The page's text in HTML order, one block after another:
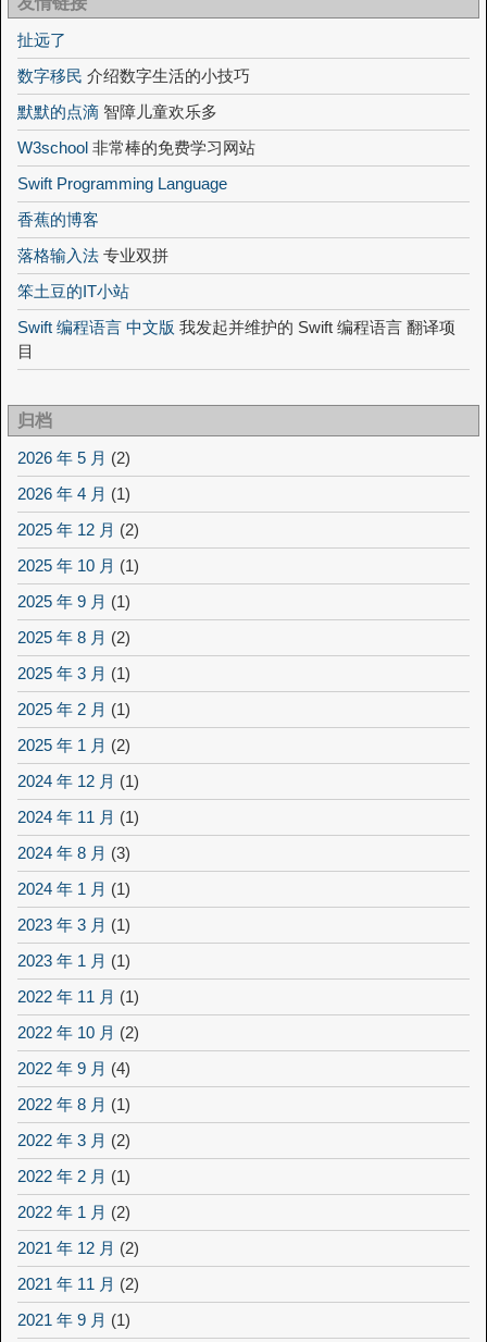
扯远了
数字移民 介绍数字生活的小技巧
默默的点滴 智障儿童欢乐多
W3school 非常棒的免费学习网站
Swift Programming Language
香蕉的博客
落格输入法 专业双拼
笨土豆的IT小站
Swift 编程语言 中文版 我发起并维护的 Swift 编程语言 翻译项
目
归档
2026 年 5 月 (2)
2026 年 4 月 (1)
2025 年 12 月 (2)
2025 年 10 月 (1)
2025 年 9 月 (1)
2025 年 8 月 (2)
2025 年 3 月 (1)
2025 年 2 月 (1)
2025 年 1 月 (2)
2024 年 12 月 (1)
2024 年 11 月 (1)
2024 年 8 月 (3)
2024 年 1 月 (1)
2023 年 3 月 (1)
2023 年 1 月 (1)
2022 年 11 月 (1)
2022 年 10 月 (2)
2022 年 9 月 (4)
2022 年 8 月 (1)
2022 年 3 月 (2)
2022 年 2 月 (1)
2022 年 1 月 (2)
2021 年 12 月 (2)
2021 年 11 月 (2)
2021 年 9 月 (1)